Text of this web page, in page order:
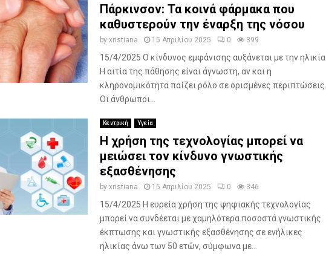
Πάρκινσον: Τα κοινά φάρμακα που
καθυστερούν την έναρξη της νόσου
by xristiana 15 Απριλίου 2025 0 399
15/4/2025 Ο κίνδυνος εμφάνισης αυξάνεται με την ηλικία.
Η αιτία της πάθησης είναι άγνωστη, αν και η
κληρονομικότητα παίζει ρόλο σε ορισμένες περιπτώσεις.
Οι άνθρωποι...
Κεντρική Υγεία
Η χρήση της τεχνολογίας μπορεί να
μειώσει τον κίνδυνο γνωστικής
εξασθένησης
by xristiana 15 Απριλίου 2025 0 346
15/4/2025 Η ευρεία χρήση της ψηφιακής τεχνολογίας
μπορεί να συνδέεται με χαμηλότερα ποσοστά γνωστικής
έκπτωσης και γνωστικής εξασθένησης σε ενήλικες
ηλικίας άνω των 50 ετών, σύμφωνα με...